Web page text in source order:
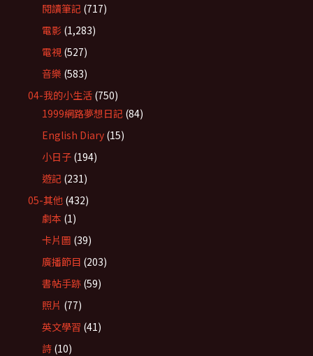
閱讀筆記 (717)
電影 (1,283)
電視 (527)
音樂 (583)
04-我的小生活 (750)
1999網路夢想日記 (84)
English Diary (15)
小日子 (194)
遊記 (231)
05-其他 (432)
劇本 (1)
卡片圖 (39)
廣播節目 (203)
書帖手跡 (59)
照片 (77)
英文學習 (41)
詩 (10)